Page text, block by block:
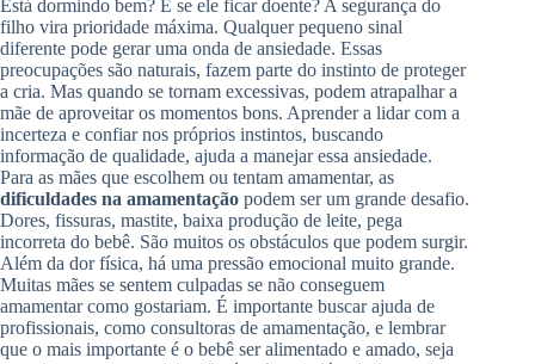
Está dormindo bem? E se ele ficar doente? A segurança do
filho vira prioridade máxima. Qualquer pequeno sinal
diferente pode gerar uma onda de ansiedade. Essas
preocupações são naturais, fazem parte do instinto de proteger
a cria. Mas quando se tornam excessivas, podem atrapalhar a
mãe de aproveitar os momentos bons. Aprender a lidar com a
incerteza e confiar nos próprios instintos, buscando
informação de qualidade, ajuda a manejar essa ansiedade.
Para as mães que escolhem ou tentam amamentar, as
dificuldades na amamentação podem ser um grande desafio.
Dores, fissuras, mastite, baixa produção de leite, pega
incorreta do bebê. São muitos os obstáculos que podem surgir.
Além da dor física, há uma pressão emocional muito grande.
Muitas mães se sentem culpadas se não conseguem
amamentar como gostariam. É importante buscar ajuda de
profissionais, como consultoras de amamentação, e lembrar
que o mais importante é o bebê ser alimentado e amado, seja